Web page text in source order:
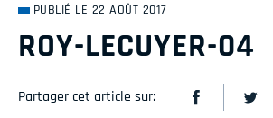
PUBLIÉ LE 22 AOÛT 2017
ROY-LECUYER-04
Partager cet article sur: